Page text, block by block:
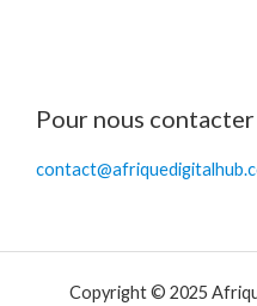
Pour nous contacter
Copyright © 2025